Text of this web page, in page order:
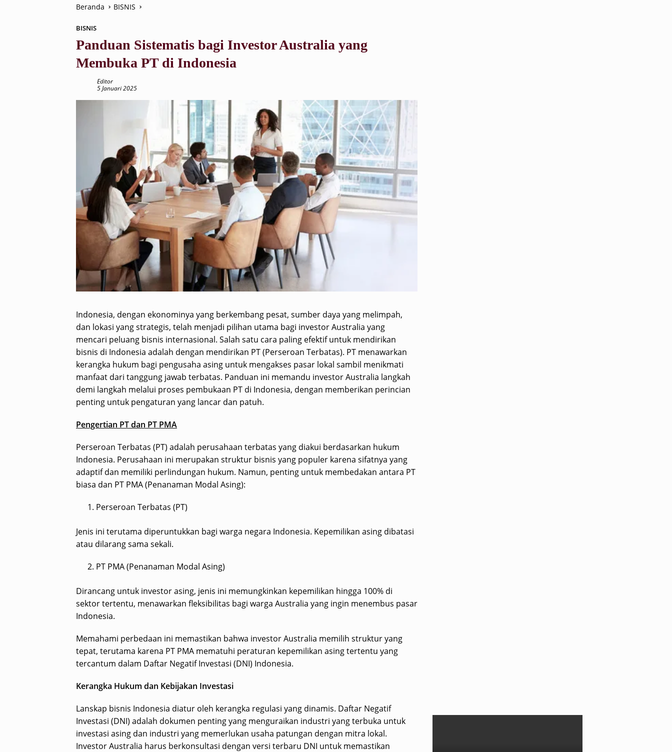
Beranda BISNIS
BISNIS
Panduan Sistematis bagi Investor Australia yang
Membuka PT di Indonesia
Editor
5 Januari 2025
Indonesia, dengan ekonominya yang berkembang pesat, sumber daya yang melimpah,
dan lokasi yang strategis, telah menjadi pilihan utama bagi investor Australia yang
mencari peluang bisnis internasional. Salah satu cara paling efektif untuk mendirikan
bisnis di Indonesia adalah dengan mendirikan PT (Perseroan Terbatas). PT menawarkan
kerangka hukum bagi pengusaha asing untuk mengakses pasar lokal sambil menikmati
manfaat dari tanggung jawab terbatas. Panduan ini memandu investor Australia langkah
demi langkah melalui proses pembukaan PT di Indonesia, dengan memberikan perincian
penting untuk pengaturan yang lancar dan patuh.
Pengertian PT dan PT PMA
Perseroan Terbatas (PT) adalah perusahaan terbatas yang diakui berdasarkan hukum
Indonesia. Perusahaan ini merupakan struktur bisnis yang populer karena sifatnya yang
adaptif dan memiliki perlindungan hukum. Namun, penting untuk membedakan antara PT
biasa dan PT PMA (Penanaman Modal Asing):
Perseroan Terbatas (PT)
Jenis ini terutama diperuntukkan bagi warga negara Indonesia. Kepemilikan asing dibatasi
atau dilarang sama sekali.
PT PMA (Penanaman Modal Asing)
Dirancang untuk investor asing, jenis ini memungkinkan kepemilikan hingga 100% di
sektor tertentu, menawarkan fleksibilitas bagi warga Australia yang ingin menembus pasar
Indonesia.
Memahami perbedaan ini memastikan bahwa investor Australia memilih struktur yang
tepat, terutama karena PT PMA mematuhi peraturan kepemilikan asing tertentu yang
tercantum dalam Daftar Negatif Investasi (DNI) Indonesia.
Kerangka Hukum dan Kebijakan Investasi
Lanskap bisnis Indonesia diatur oleh kerangka regulasi yang dinamis. Daftar Negatif
Investasi (DNI) adalah dokumen penting yang menguraikan industri yang terbuka untuk
investasi asing dan industri yang memerlukan usaha patungan dengan mitra lokal.
Investor Australia harus berkonsultasi dengan versi terbaru DNI untuk memastikan